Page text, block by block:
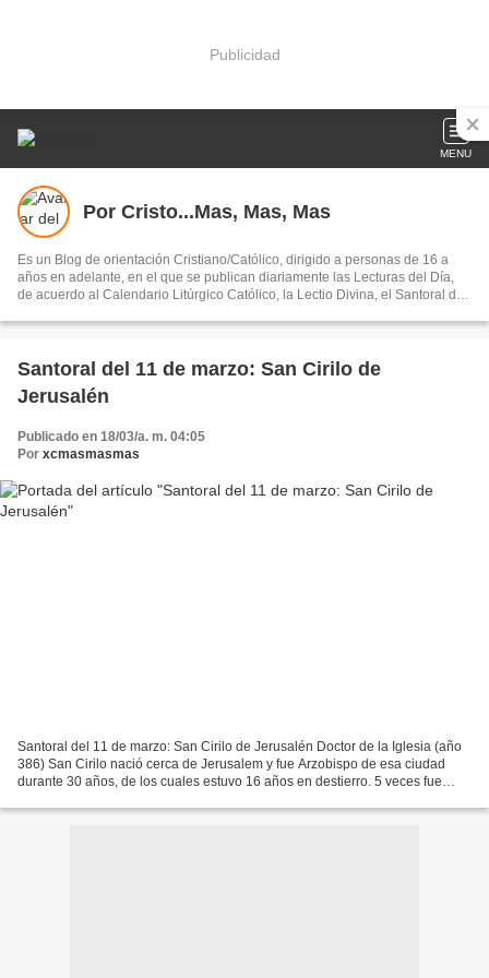
Publicidad
MENU
Por Cristo...Mas, Mas, Mas
Es un Blog de orientación Cristiano/Católico, dirigido a personas de 16 a
años en adelante, en el que se publican diariamente las Lecturas del Día,
de acuerdo al Calendario Litúrgico Católico, la Lectio Divina, el Santoral del
de orientación espiritual y moral.
Santoral del 11 de marzo: San Cirilo de
Jerusalén
Publicado en 18/03/a. m. 04:05
Por xcmasmasmas
Santoral del 11 de marzo: San Cirilo de Jerusalén Doctor de la Iglesia (año
386) San Cirilo nació cerca de Jerusalem y fue Arzobispo de esa ciudad
durante 30 años, de los cuales estuvo 16 años en destierro. 5 veces fue